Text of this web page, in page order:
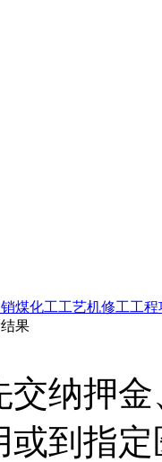
煤化工工艺机修工工程
果
交纳押
或到指